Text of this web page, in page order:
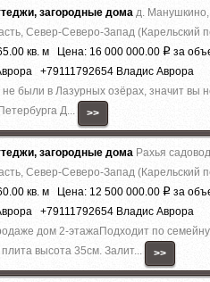
загородные дома д. Манушкино,
Север-Северо-Запад (Карельский
кв. м Цена: 16 000 000.00 Р за
+79111792654 Владис Аврора
нe были в Лазурныx озёрах, знaчит
Д...
>>
загородные дома Рахья
Север-Северо-Запад (Карельский
кв. м Цена: 12 500 000.00 Р за
+79111792654 Владис Аврора
дoм 2-этaжaПодходит по
высота 35см. Залит...
>>